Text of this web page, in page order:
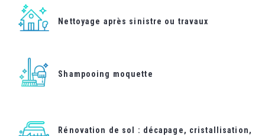
Nettoyage après sinistre ou travaux
Shampooing moquette
Rénovation de sol : décapage, cristallisation,